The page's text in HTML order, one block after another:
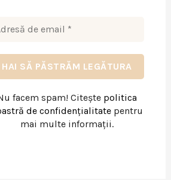
facem spam! Citește politica
de confidențialitatepentru
mai multe informații.